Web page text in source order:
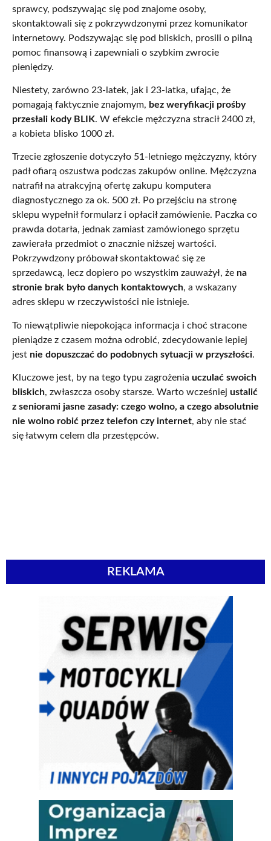
sprawcy, podszywając się pod znajome osoby,
skontaktowali się z pokrzywdzonymi przez komunikator
internetowy. Podszywając się pod bliskich, prosili o pilną
pomoc finansową i zapewniali o szybkim zwrocie
pieniędzy.
Niestety, zarówno 23-latek, jak i 23-latka, ufając, że
pomagają faktycznie znajomym, bez weryfikacji prośby
przesłali kody BLIK. W efekcie mężczyzna stracił 2400 zł,
a kobieta blisko 1000 zł.
Trzecie zgłoszenie dotyczyło 51-letniego mężczyzny, który
padł ofiarą oszustwa podczas zakupów online. Mężczyzna
natrafił na atrakcyjną ofertę zakupu komputera
diagnostycznego za ok. 500 zł. Po przejściu na stronę
sklepu wypełnił formularz i opłacił zamówienie. Paczka co
prawda dotarła, jednak zamiast zamówionego sprzętu
zawierała przedmiot o znacznie niższej wartości.
Pokrzywdzony próbował skontaktować się ze
sprzedawcą, lecz dopiero po wszystkim zauważył, że na
stronie brak było danych kontaktowych, a wskazany
adres sklepu w rzeczywistości nie istnieje.
To niewątpliwie niepokojąca informacja i choć stracone
pieniądze z czasem można odrobić, zdecydowanie lepiej
jest nie dopuszczać do podobnych sytuacji w przyszłości.
Kluczowe jest, by na tego typu zagrożenia uczulać swoich
bliskich, zwłaszcza osoby starsze. Warto wcześniej ustalić
z seniorami jasne zasady: czego wolno, a czego absolutnie
nie wolno robić przez telefon czy internet, aby nie stać
się łatwym celem dla przestępców.
REKLAMA